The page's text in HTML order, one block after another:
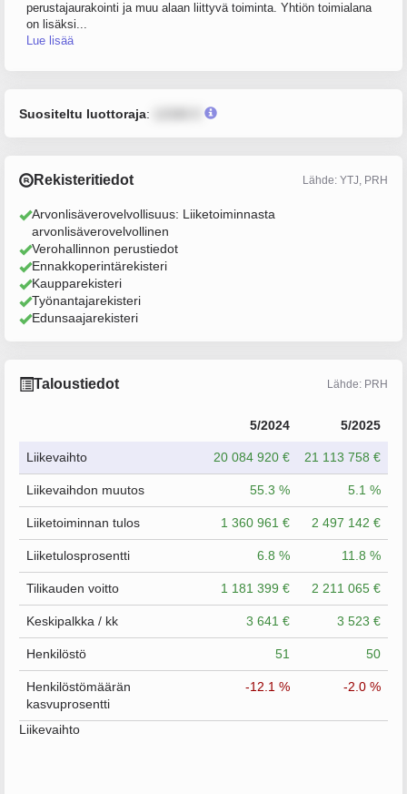
perustajaurakointi ja muu alaan liittyvä toiminta. Yhtiön toimialana
on lisäksi...
Lue lisää
Suositeltu luottoraja:
Rekisteritiedot Lähde: YTJ, PRH
Arvonlisäverovelvollisuus: Liiketoiminnasta
arvonlisäverovelvollinen
Verohallinnon perustiedot
Ennakkoperintärekisteri
Kaupparekisteri
Työnantajarekisteri
Edunsaajarekisteri
Taloustiedot Lähde: PRH
5/2024 5/2025
Liikevaihto 20 084 920 € 21 113 758 €
Liikevaihdon muutos 55.3 % 5.1 %
Liiketoiminnan tulos 1 360 961 € 2 497 142 €
Liiketulosprosentti 6.8 % 11.8 %
Tilikauden voitto 1 181 399 € 2 211 065 €
Keskipalkka / kk 3 641 € 3 523 €
Henkilöstö 51 50
Henkilöstömäärän
kasvuprosentti
-12.1 % -2.0 %
Liikevaihto